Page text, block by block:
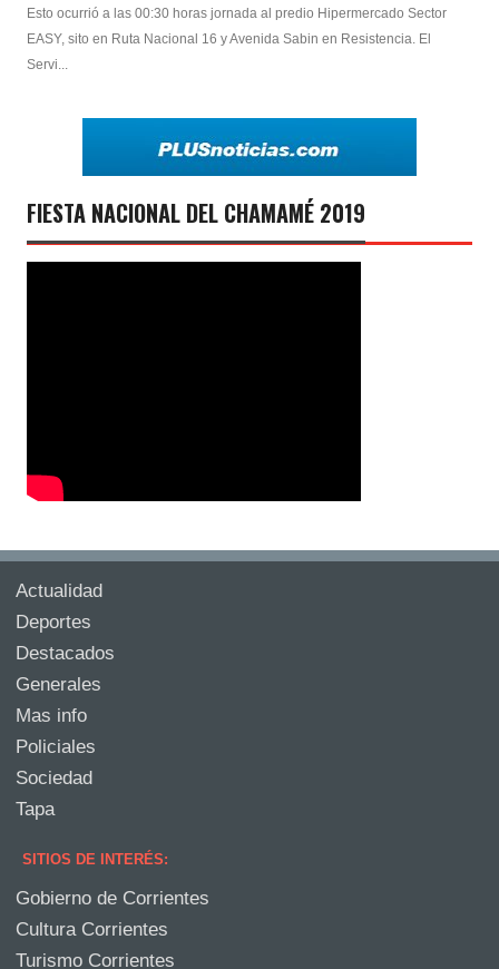
Esto ocurrió a las 00:30 horas jornada al predio Hipermercado Sector
EASY, sito en Ruta Nacional 16 y Avenida Sabin en Resistencia. El
Servi...
FIESTA NACIONAL DEL CHAMAMÉ 2019
Actualidad
Deportes
Destacados
Generales
Mas info
Policiales
Sociedad
Tapa
SITIOS DE INTERÉS:
Gobierno de Corrientes
Cultura Corrientes
Turismo Corrientes